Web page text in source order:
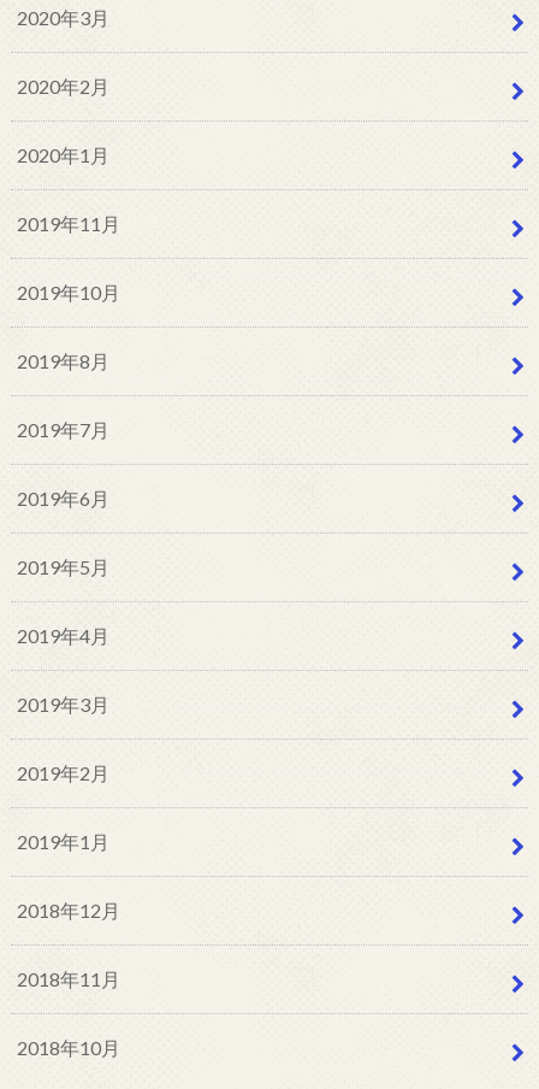
2020年3月
2020年2月
2020年1月
2019年11月
2019年10月
2019年8月
2019年7月
2019年6月
2019年5月
2019年4月
2019年3月
2019年2月
2019年1月
2018年12月
2018年11月
2018年10月